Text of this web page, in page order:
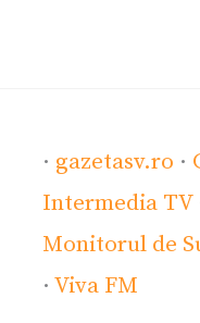
· gazetasv.ro ·
Intermedia TV
Monitorul de
·Viva FM